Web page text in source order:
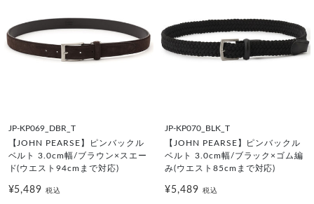
JP-KP069_DBR_T
【JOHN PEARSE】ピンバックル
ベルト 3.0cm幅/ブラウン×スエー
ド(ウエスト94cmまで対応)
¥5,489税込
JP-KP070_BLK_T
【JOHN PEARSE】ピンバックル
ベルト 3.0cm幅/ブラック×ゴム編
み(ウエスト85cmまで対応)
¥5,489 税込